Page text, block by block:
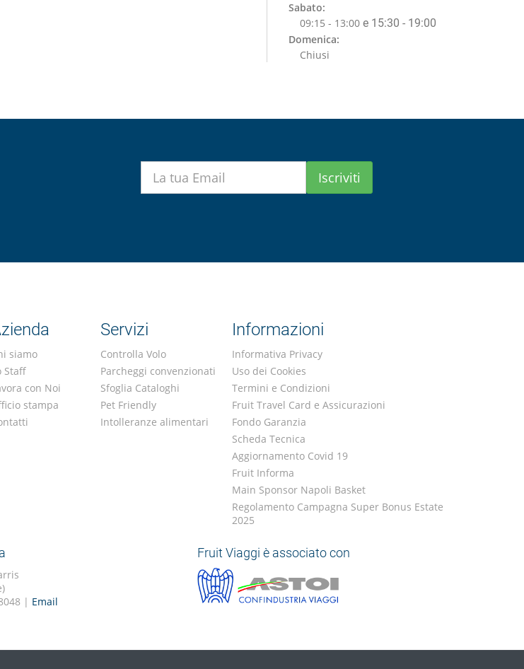
Sabato:
09:15 - 13:00 e 15:30 - 19:00
Domenica:
Chiusi
Iscriviti
siamo
Staff
con Noi
stampa
Servizi
Controlla Volo
Parcheggi convenzionati
Sfoglia Cataloghi
Pet Friendly
Intolleranze alimentari
Informazioni
Informativa Privacy
Uso dei Cookies
Termini e Condizioni
Fruit Travel Card e Assicurazioni
Fondo Garanzia
Scheda Tecnica
Aggiornamento Covid 19
Fruit Informa
Main Sponsor Napoli Basket
Regolamento Campagna Super Bonus Estate
2025
| Email
Fruit Viaggi è associato con